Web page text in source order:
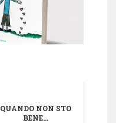
QUANDO NON STO
BENE…